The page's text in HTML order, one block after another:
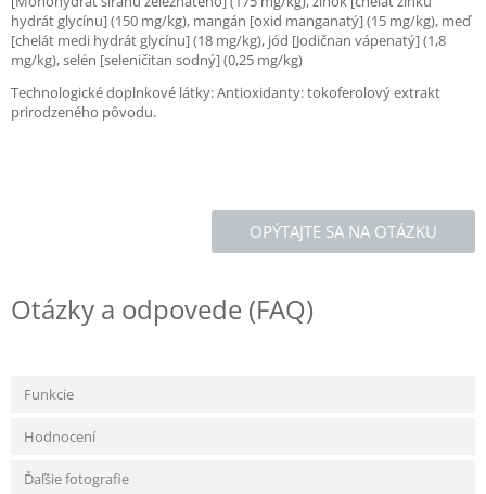
hydrát glycínu] (150 mg/kg), mangán [oxid manganatý] (15 mg/kg), meď
[chelát medi hydrát glycínu] (18 mg/kg), jód [Jodičnan vápenatý] (1,8
mg/kg), selén [seleničitan sodný] (0,25 mg/kg)
Technologické doplnkové látky: Antioxidanty: tokoferolový extrakt
prirodzeného pôvodu.
OPÝTAJTE SA NA OTÁZKU
Otázky a odpovede (FAQ)
Funkcie
Hodnocení
Ďaľšie fotografie